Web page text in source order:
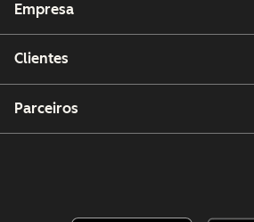
Empresa
Clientes
Parceiros